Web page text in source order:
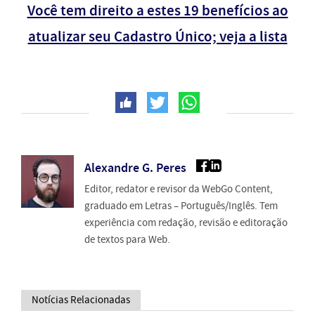
Você tem direito a estes 19 benefícios ao
atualizar seu Cadastro Único; veja a lista
Alexandre G. Peres
Editor, redator e revisor da WebGo Content,
graduado em Letras – Português/Inglês. Tem
experiência com redação, revisão e editoração
de textos para Web.
Notícias Relacionadas